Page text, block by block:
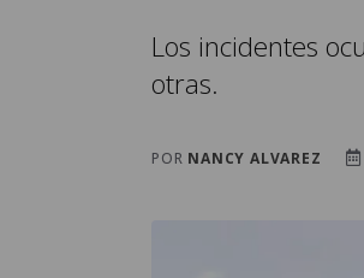
Los incidentes
otras.
POR NANCY ALVAREZ